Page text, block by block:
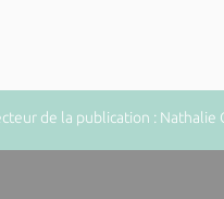
de la publication : Nathalie